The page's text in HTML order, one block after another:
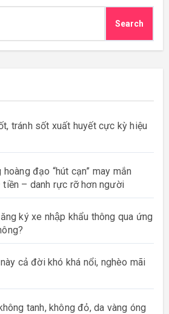
Search
tránh sốt xuất huyết cực kỳ hiệu
đạo “hút cạn” may mắn
– danh rực rỡ hơn người
ký xe nhập khẩu thông qua ứng
cả đời khó khá nổi, nghèo mãi
tanh, không đỏ, da vàng óng